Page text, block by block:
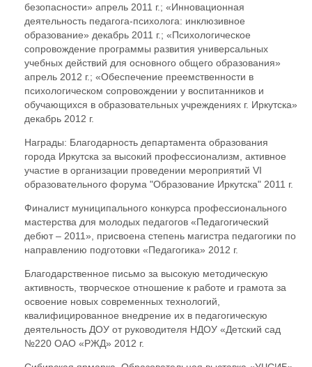
безопасности» апрель 2011 г.; «Инновационная
деятельность педагога-психолога: инклюзивное
образование» декабрь 2011 г.; «Психологическое
сопровождение программы развития универсальных
учебных действий для основного общего образования»
апрель 2012 г.; «Обеспечение преемственности в
психологическом сопровождении у воспитанников и
обучающихся в образовательных учреждениях г. Иркутска»
декабрь 2012 г.
Награды: Благодарность департамента образования
города Иркутска за высокий профессионализм, активное
участие в организации проведении мероприятий VI
образовательного форума "Образование Иркутска" 2011 г.
Финалист муниципального конкурса профессионального
мастерства для молодых педагогов «Педагогический
дебют – 2011», присвоена степень магистра педагогики по
направлению подготовки «Педагогика» 2012 г.
Благодарственное письмо за высокую методическую
активность, творческое отношение к работе и грамота за
освоение новых современных технологий,
квалифицированное внедрение их в педагогическую
деятельность ДОУ от руководителя НДОУ «Детский сад
№220 ОАО «РЖД» 2012 г.